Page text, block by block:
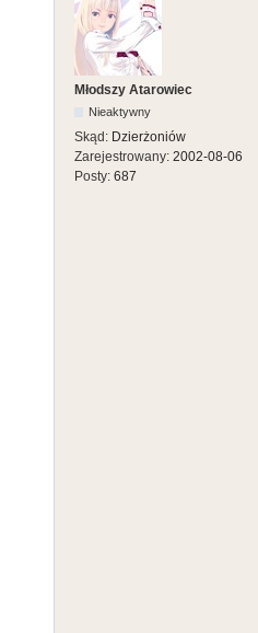
Młodszy Atarowiec
Nieaktywny
Skąd: Dzierżoniów
Zarejestrowany: 2002-08-06
Posty: 687